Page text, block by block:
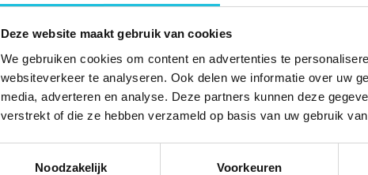
Deze website maakt gebruik van cookies
We gebruiken cookies om content en advertenties te
websiteverkeer te analyseren. Ook delen we informatie over uw
media, adverteren en analyse. Deze partners kunnen deze
verstrekt of die ze hebben verzameld op basis van uw gebruik
Noodzakelijk
Voorkeuren
© 2026 Merin. Alle rechten voorbehouden. |🚀